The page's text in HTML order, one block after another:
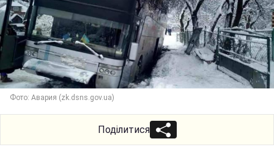
Фото: Авария (zk.dsns.gov.ua)
Поділитися